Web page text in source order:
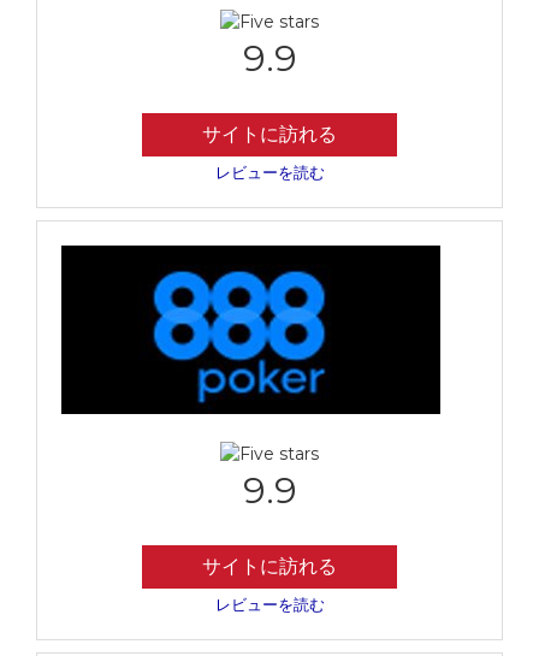
9.9
サイトに訪れる
レビューを読む
9.9
サイトに訪れる
レビューを読む